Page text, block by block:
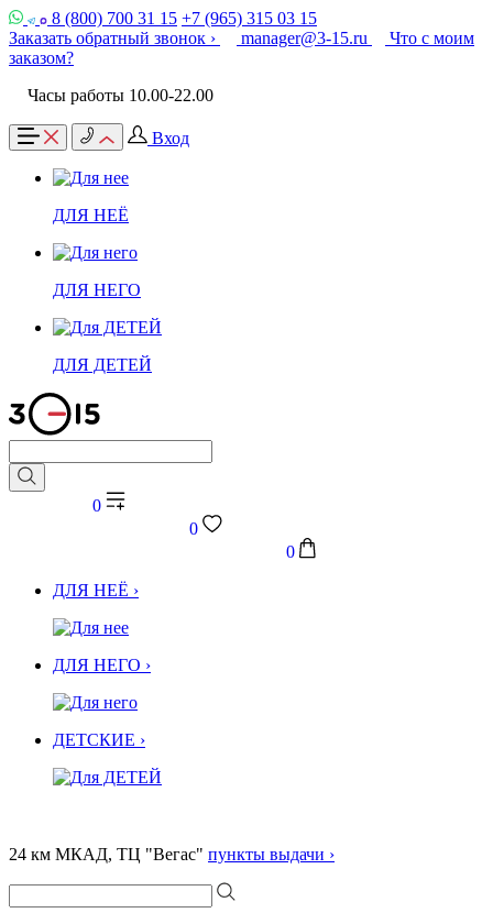
8 (800) 700 31 15 +7 (965) 315 03 15
Заказать обратный звонок ›
manager@3-15.ru
Что с моим
заказом?
Часы работы 10.00-22.00
Вход
ДЛЯ НЕЁ
ДЛЯ НЕГО
ДЛЯ ДЕТЕЙ
0
0
0
ДЛЯ НЕЁ ›
ДЛЯ НЕГО ›
ДЕТСКИЕ ›
24 км МКАД, ТЦ "Вегас" пункты выдачи ›